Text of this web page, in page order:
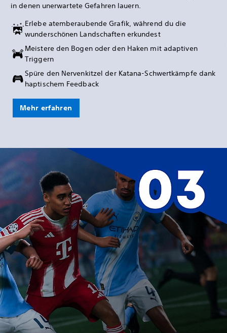
in denen unerwartete Gefahren lauern.
Erlebe atemberaubende Grafik, während du die
wunderschönen Landschaften erkundest
Meistere den Bogen oder den Haken mit adaptiven
Triggern
Spüre den Nervenkitzel der Katana-Schwertkämpfe dank
haptischem Feedback
Mehr erfahren